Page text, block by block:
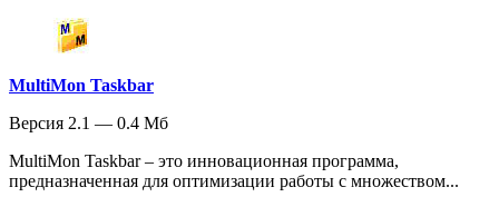
MultiMon Taskbar
Версия 2.1 — 0.4 Мб
MultiMon Taskbar – это инновационная программа,
предназначенная для оптимизации работы с множеством...